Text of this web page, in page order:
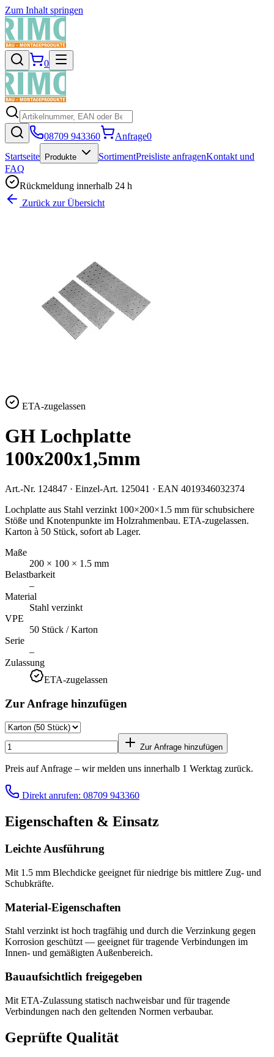
Zum Inhalt springen
0
08709 943360 Anfrage0
Startseite
Produkte SortimentPreisliste anfragenKontakt und
FAQ
Rückmeldung innerhalb 24 h
Zurück zur Übersicht
ETA-zugelassen
GH Lochplatte
100x200x1,5mm
Art.-Nr. 124847 · Einzel-Art. 125041 · EAN 4019346032374
Lochplatte aus Stahl verzinkt 100×200×1.5 mm für schubsichere
Stöße und Knotenpunkte im Holzrahmenbau. ETA-zugelassen.
Karton à 50 Stück, sofort ab Lager.
Maße
200 × 100 × 1.5 mm
Belastbarkeit
–
Material
Stahl verzinkt
VPE
50 Stück / Karton
Serie
–
Zulassung
ETA-zugelassen
Zur Anfrage hinzufügen
Zur Anfrage hinzufügen
Preis auf Anfrage – wir melden uns innerhalb 1 Werktag zurück.
Direkt anrufen: 08709 943360
Eigenschaften & Einsatz
Leichte Ausführung
Mit 1.5 mm Blechdicke geeignet für niedrige bis mittlere Zug- und
Schubkräfte.
Material-Eigenschaften
Stahl verzinkt ist hoch tragfähig und durch die Verzinkung gegen
Korrosion geschützt — geeignet für tragende Verbindungen im
Innen- und gemäßigten Außenbereich.
Bauaufsichtlich freigegeben
Mit ETA-Zulassung statisch nachweisbar und für tragende
Verbindungen nach den geltenden Normen verbaubar.
Geprüfte Qualität